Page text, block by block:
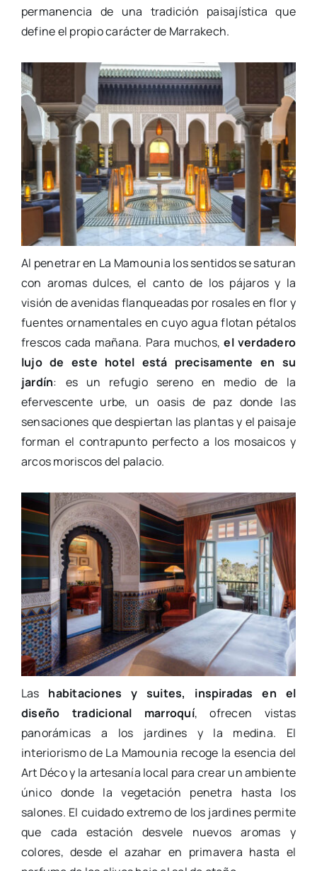
permanencia de una tradición paisajística que
define el propio carácter de Marrakech.
Al penetrar en La Mamounia los sentidos se saturan
con aromas dulces, el canto de los pájaros y la
visión de avenidas flanqueadas por rosales en flor y
fuentes ornamentales en cuyo agua flotan pétalos
frescos cada mañana. Para muchos,el verdadero
lujo de este hotel está precisamente en su
jardín: es un refugio sereno en medio de la
efervescente urbe, un oasis de paz donde las
sensaciones que despiertan las plantas y el paisaje
forman el contrapunto perfecto a los mosaicos y
arcos moriscos del palacio.
Las habitaciones y suites, inspiradas en el
diseño tradicional marroquí, ofrecen vistas
panorámicas a los jardines y la medina. El
interiorismo de La Mamounia recoge la esencia del
Art Déco y la artesanía local para crear un ambiente
único donde la vegetación penetra hasta los
salones. El cuidado extremo de los jardines permite
que cada estación desvele nuevos aromas y
colores, desde el azahar en primavera hasta el